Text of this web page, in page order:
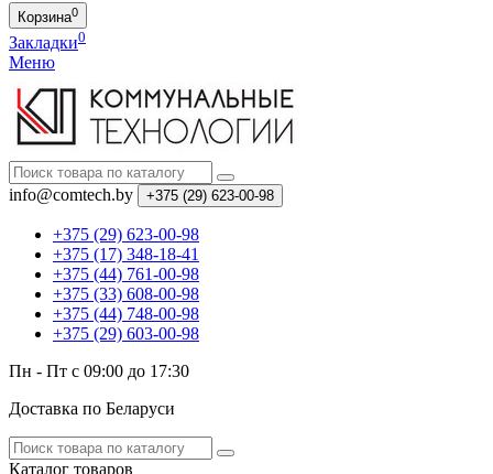
Корзина0
Закладки0
Меню
info@comtech.by +375 (29) 623-00-98
+375 (29) 623-00-98
+375 (17) 348-18-41
+375 (44) 761-00-98
+375 (33) 608-00-98
+375 (44) 748-00-98
+375 (29) 603-00-98
Пн - Пт с 09:00 до 17:30
Доставка по Беларуси
Каталог товаров